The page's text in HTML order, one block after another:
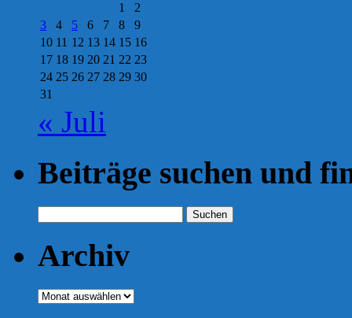
1
2
3
4 5 6 7 8
9
10 11 12 13 14 15 16
17 18 19 20 21 22 23
24 25 26 27 28 29 30
31
« Juli
Beiträge suchen und
nach:
Archiv
Archiv